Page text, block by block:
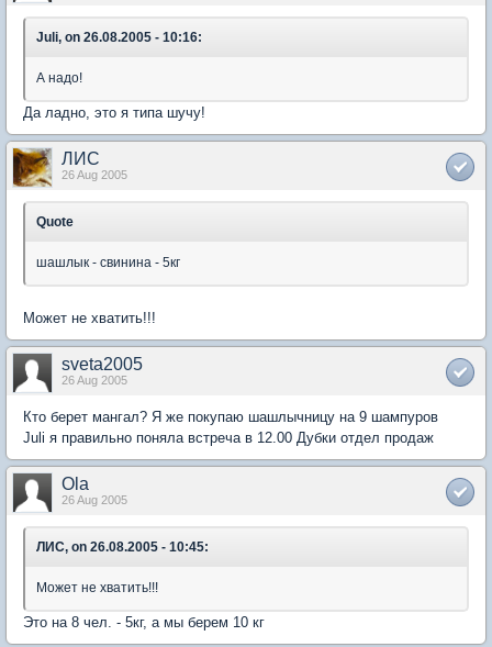
Juli, on 26.08.2005 - 10:16:
А надо!
Да ладно, это я типа шучу!
ЛИС
26 Aug 2005
Quote
шашлык - свинина - 5кг
Может не хватить!!!
sveta2005
26 Aug 2005
Кто берет мангал? Я же покупаю шашлычницу на 9 шампуров
Juli я правильно поняла встреча в 12.00 Дубки отдел продаж
Ola
26 Aug 2005
ЛИС, on 26.08.2005 - 10:45:
Может не хватить!!!
Это на 8 чел. - 5кг, а мы берем 10 кг